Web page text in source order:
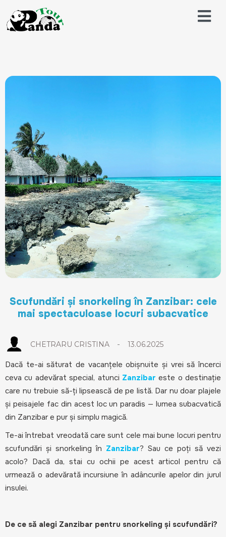
Scufundări și snorkeling în Zanzibar: cele
mai spectaculoase locuri subacvatice
CHETRARU CRISTINA - 13.06.2025
Dacă te-ai săturat de vacanțele obișnuite și vrei să încerci
ceva cu adevărat special, atunci Zanzibar este o destinație
care nu trebuie să-ți lipsească de pe listă. Dar nu doar plajele
și peisajele fac din acest loc un paradis — lumea subacvatică
din Zanzibar e pur și simplu magică.
Te-ai întrebat vreodată care sunt cele mai bune locuri pentru
scufundări și snorkeling în Zanzibar? Sau ce poți să vezi
acolo? Dacă da, stai cu ochii pe acest articol pentru că
urmează o adevărată incursiune în adâncurile apelor din jurul
insulei.
De ce să alegi Zanzibar pentru snorkeling și scufundări?